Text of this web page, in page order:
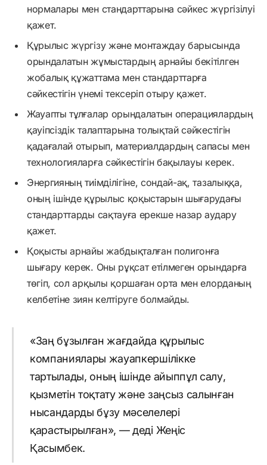
нормалары мен стандарттарына сәйкес жүргізілуі
қажет.
Құрылыс жүргізу және монтаждау барысында
орындалатын жұмыстардың арнайы бекітілген
жобалық құжаттама мен стандарттарға
сәйкестігін үнемі тексеріп отыру қажет.
Жауапты тұлғалар орындалатын операциялардың
қауіпсіздік талаптарына толықтай сәйкестігін
қадағалай отырып, материалдардың сапасы мен
технологияларға сәйкестігін бақылауы керек.
Энергияның тиімділігіне, сондай-ақ, тазалыққа,
оның ішінде құрылыс қоқыстарын шығарудағы
стандарттарды сақтауға ерекше назар аудару
қажет.
Қоқысты арнайы жабдықталған полигонға
шығару керек. Оны рұқсат етілмеген орындарға
төгіп, сол арқылы қоршаған орта мен елорданың
келбетіне зиян келтіруге болмайды.
«Заң бұзылған жағдайда құрылыс
компаниялары жауапкершілікке
тартылады, оның ішінде айыппұл салу,
қызметін тоқтату және заңсыз салынған
нысандарды бұзу мәселелері
қарастырылған», — деді Жеңіс
Қасымбек.